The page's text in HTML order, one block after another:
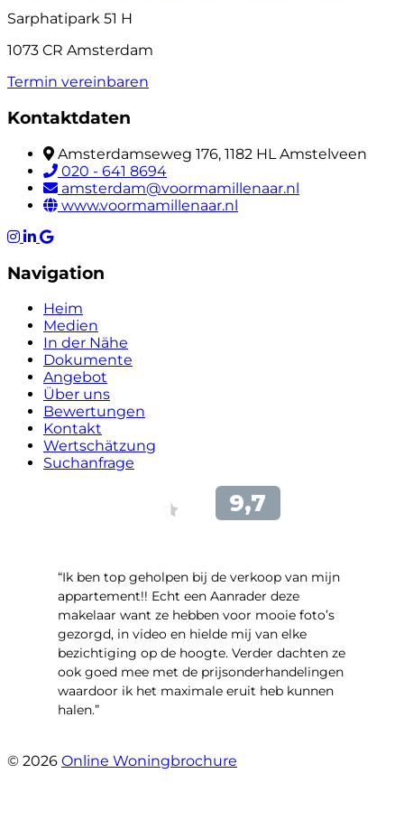
Sarphatipark 51 H
1073 CR Amsterdam
Termin vereinbaren
Kontaktdaten
Amsterdamseweg 176, 1182 HL Amstelveen
020 - 641 8694
amsterdam@voormamillenaar.nl
www.voormamillenaar.nl
Navigation
Heim
Medien
In der Nähe
Dokumente
Angebot
Über uns
Bewertungen
Kontakt
Wertschätzung
Suchanfrage
“Ik ben top geholpen bij de verkoop van mijn
appartement!! Echt een Aanrader deze
makelaar want ze hebben voor mooie foto’s
gezorgd, in video en hielde mij van elke
bezichtiging op de hoogte. Verder dachten ze
ook goed mee met de prijsonderhandelingen
waardoor ik het maximale eruit heb kunnen
halen.”
© 2026 Online Woningbrochure